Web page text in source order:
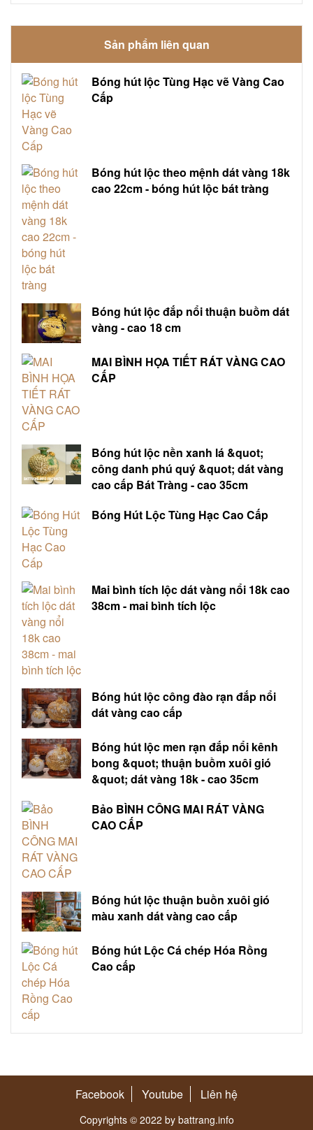
Sản phẩm liên quan
Bóng hút lộc Tùng Hạc vẽ Vàng Cao
Cấp
Bóng hút lộc theo mệnh dát vàng 18k
cao 22cm - bóng hút lộc bát tràng
Bóng hút lộc đắp nổi thuận buồm dát
vàng - cao 18 cm
MAI BÌNH HỌA TIẾT RÁT VÀNG CAO
CẤP
Bóng hút lộc nền xanh lá &quot;
công danh phú quý &quot; dát vàng
cao cấp Bát Tràng - cao 35cm
Bóng Hút Lộc Tùng Hạc Cao Cấp
Mai bình tích lộc dát vàng nổi 18k cao
38cm - mai bình tích lộc
Bóng hút lộc công đào rạn đắp nổi
dát vàng cao cấp
Bóng hút lộc men rạn đắp nổi kênh
bong &quot; thuận buồm xuôi gió
&quot; dát vàng 18k - cao 35cm
Bảo BÌNH CÔNG MAI RÁT VÀNG
CAO CẤP
Bóng hút lộc thuận buồn xuôi gió
màu xanh dát vàng cao cấp
Bóng hút Lộc Cá chép Hóa Rồng
Cao cấp
Facebook Youtube Liên hệ
Copyrights © 2022 by battrang.info